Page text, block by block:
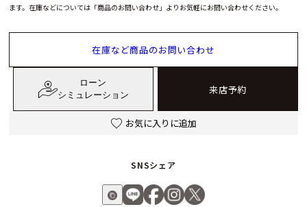
ます。在庫などについては「商品のお問い合わせ」よりお気軽にお問い合わせください。
在庫など商品のお問い合わせ
ローン
シミュレーション
来店予約
お気に入りに追加
SNSシェア